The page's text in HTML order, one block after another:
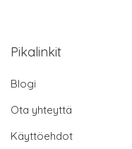
Pikalinkit
Blogi
Ota yhteyttä
Käyttöehdot